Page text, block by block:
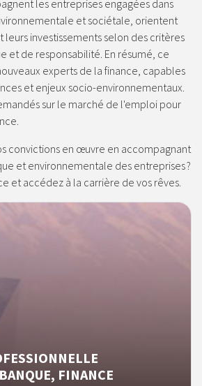
les entreprises engagées dans
et sociétale, orientent
leurs investissements selon des critères
et de responsabilité. En résumé, ce
experts de la finance, capables
et enjeux socio-environnementaux.
sur le marché de l'emploi pour
convictions en œuvre en accompagnant
et environnementale des entreprises ?
et accédez à la carrière de vos rêves.
FINANCE